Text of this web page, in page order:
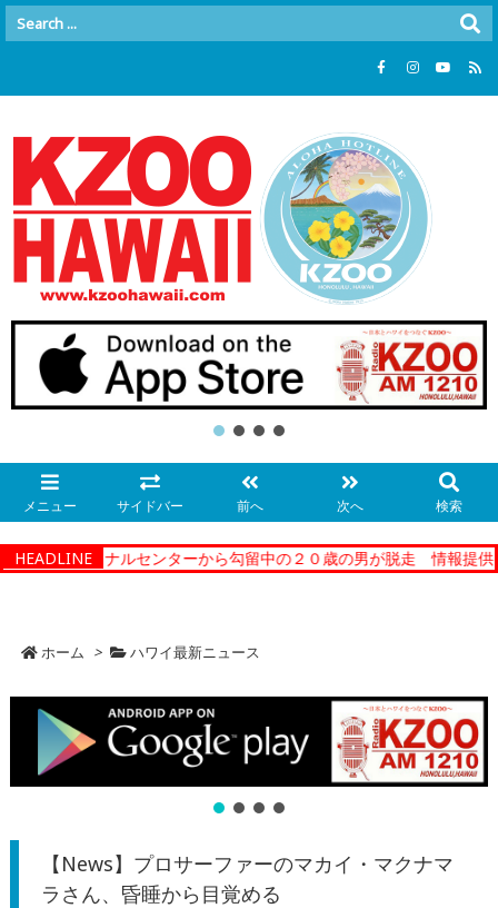
メニュー サイドバー 前へ 次へ 検索
HEADLINE
コレクショナルセンターから勾留中の２０歳の男が脱走 情報提供
ホーム > ハワイ最新ニュース
【News】プロサーファーのマカイ・マクナマ
ラさん、昏睡から目覚める